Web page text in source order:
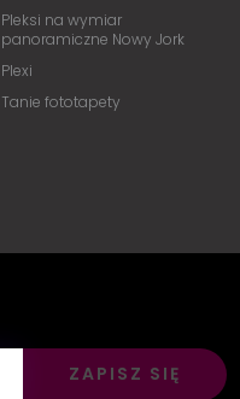
Pleksi na wymiar
panoramiczne Nowy Jork
Plexi
Tanie fototapety
ZAPISZ SIĘ